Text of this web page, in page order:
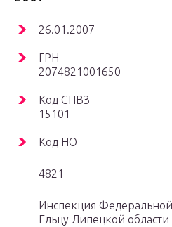
26.01.2007
ГРН
2074821001650
Код СПВЗ
15101
Код НО
4821
Инспекция
Ельцу Липецкой области